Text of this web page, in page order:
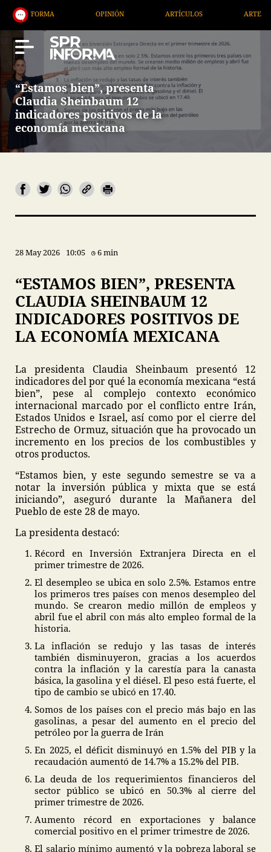
OPINIÓN ARTÍCULOS ARTE /
“Estamos bien”, presenta
Claudia Sheinbaum 12
indicadores positivos de la
economía mexicana
28 May 2026 10:05 6 min
“ESTAMOS BIEN”, PRESENTA
CLAUDIA SHEINBAUM 12
INDICADORES POSITIVOS DE
LA ECONOMÍA MEXICANA
La presidenta Claudia Sheinbaum presentó 12
indicadores del por qué la economía mexicana “está
bien”, pese al complejo contexto económico
internacional marcado por el conflicto entre Irán,
Estados Unidos e Israel, así como por el cierre del
Estrecho de Ormuz, situación que ha provocado un
incremento en los precios de los combustibles y
otros productos.
“Estamos bien, y este segundo semestre se va a
notar la inversión pública y mixta que se está
iniciando”, aseguró durante la Mañanera del
Pueblo de este 28 de mayo.
La presidenta destacó:
Récord en Inversión Extranjera Directa en el
primer trimestre de 2026.
El desempleo se ubica en solo 2.5%. Estamos entre
los primeros tres países con menos desempleo del
mundo. Se crearon medio millón de empleos y
abril fue el abril con más alto empleo formal de la
historia.
La inflación se redujo y las tasas de interés
también disminuyeron, gracias a los acuerdos
contra la inflación y la carestía para la canasta
básica, la gasolina y el diésel. El peso está fuerte, el
tipo de cambio se ubicó en 17.40.
Somos de los países con el precio más bajo en las
gasolinas, a pesar del aumento en el precio del
petróleo por la guerra de Irán
En 2025, el déficit disminuyó en 1.5% del PIB y la
recaudación aumentó de 14.7% a 15.2% del PIB.
La deuda de los requerimientos financieros del
sector público se ubicó en 50.3% al cierre del
primer trimestre de 2026.
Aumento récord en exportaciones y balance
comercial positivo en el primer trimestre de 2026.
El salario mínimo aumentó y la pobreza laboral se